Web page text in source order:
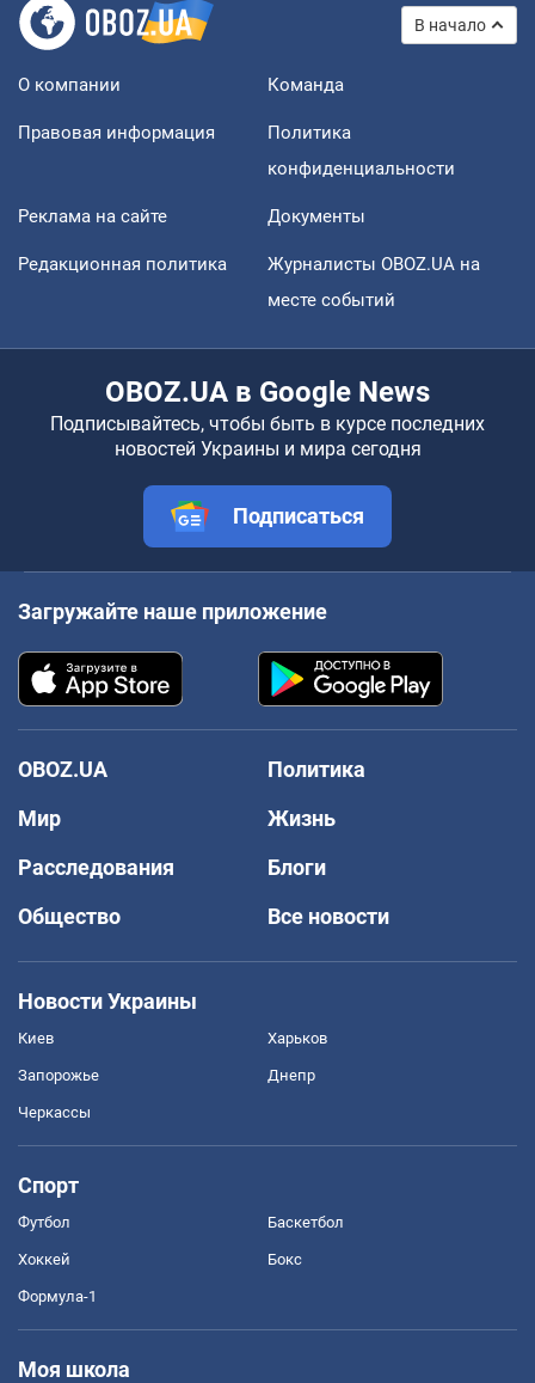
В начало
О компании Команда
Правовая информация
Политика
конфиденциальности
Реклама на сайте Документы
Редакционная политика
Журналисты OBOZ.UA на
месте событий
OBOZ.UA в Google News
Подписывайтесь, чтобы быть в курсе последних
новостей Украины и мира сегодня
Подписаться
Загружайте наше приложение
OBOZ.UA
Политика
Мир
Жизнь
Расследования
Блоги
Общество
Все новости
Новости Украины
Киев Харьков
Запорожье Днепр
Черкассы
Спорт
Футбол Баскетбол
Хоккей Бокс
Формула-1
Моя школа